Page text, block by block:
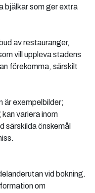
bjälkar som ger extra
av restauranger,
vill uppleva stadens
förekomma, särskilt
är exempelbilder;
variera inom
särskilda önskemål
vid bokning.
om